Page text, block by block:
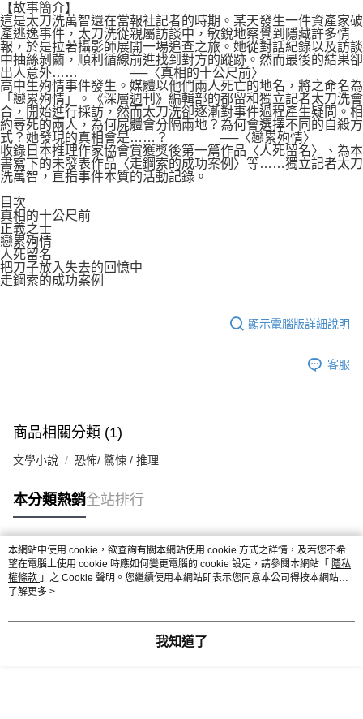
【故事簡介】
這是太刀洗萬智還在當報社記者的時期。某天發生一件資產家破
產逃逸事件，太刀洗從親屬訪談中，敏銳地察覺到隱藏許多情
報，於是拉著攝影師展開一場追查之旅。她從對話紀錄以及訪談
中抽絲剝繭，順利循線前進找到對方的蹤跡。然而最後的結果卻
出人意外…… ──〈真相的十公尺前〉
高中生殉情事件發生。媒體以他們兩人死亡的地名，將之命名為
「戀累殉情」。《深層週刊》編輯部的都留和獨立記者太刀洗會
合，開始進行採訪，然而太刀洗卻逐漸對事件過程產生疑問。相
約尋死的兩人，為何屍體會分隔兩地？為何會選擇不同的自殺方
式？她發現的真相會是……？ ──〈戀累殉情〉
收錄日本推理作家協會賞獲獎後第一篇作品〈人死留名〉、為本
書寫下的未發表作品〈走鋼索的成功案例〉等……獨立記者太刀
洗萬智，直指事件本質的活動記錄。
目次
真相的十公尺前
正義之士
戀累殉情
人死留名
把刀子放入失去的回憶中
走鋼索的成功案例
顯示電腦版詳細說明
客服
商品相關分類 (1)
文學小說 恐怖/ 驚悚 / 推理
本分類熱銷全站排行
熱門標籤
本網站中使用 cookie，欲查詢有關本網站使用 cookie 方式之詳情，及若您不希
望在電腦上使用 cookie 時應如何變更電腦的 cookie 設定，請參閱本網站「 隱私
權條款 」之 Cookie 聲明。您繼續使用本網站即表示您同意本公司得按本網站使
用條款之 Cookie 聲明使用 cookie。
了解更多 >
我知道了